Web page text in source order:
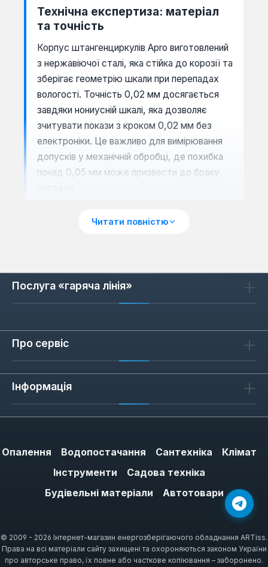
Технічна експертиза: матеріал
та точність
Корпус штангенциркулів Apro виготовлений
з нержавіючої сталі, яка стійка до корозії та
зберігає геометрію шкали при перепадах
вологості. Точність 0,02 мм досягається
завдяки нониусній шкалі, яка дозволяє
зчитувати покази з кроком 0,02 мм без
електроніки. Це важливо для вимірювання
допусків у механічній обробці, де похибка
понад 0,05 мм може призвести до браку
Штангенциркуль Apro з діапазоном 150 мм
оптимальний для вимірювання невеликих
зовнішніх розмірів до 100 мм, а глибиномір
вимірювання товщини заготовок та
Як обрати штангенциркуль Apro
При виборі зверніть увагу на жорсткість
губок: нержавіюча сталь AISI 304
діаметрів використовуйте верхні губки, для
зовнішніх — нижні. Якщо плануєте
Читати повністю
Послуга «гаряча лінія»
Про сервіс
Інформація
Опалення Водопостачання Сантехніка
Клімат
Інструменти
Садова техніка
Будівельні матеріали
Автотовари
© 2009 - 2026 Інтернет-магазин енергозберігаючого обладнання ARTiss.
Права на всі матеріали сайту захищені та охороняються законом України
про авторське право, їх повне або часткове копіювання – заборонено.